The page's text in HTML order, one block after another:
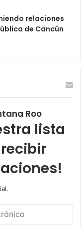
relaciones
de Cancún
Roo
lista